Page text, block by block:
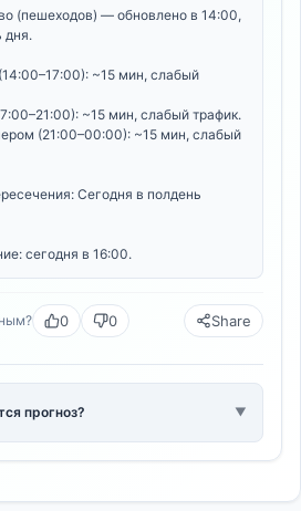
(пешеходов) — обновлено в 14:00,
дня.
~15 мин, слабый
~15 мин, слабый трафик.
(21:00–00:00): ~15 мин, слабый
Сегодня в полдень
сегодня в 16:00.
0 0 Share
прогноз? ▼